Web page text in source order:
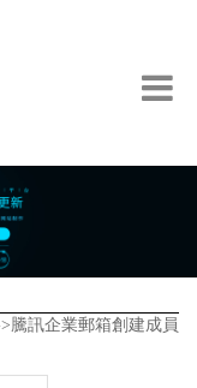
騰訊企業郵箱創建成員